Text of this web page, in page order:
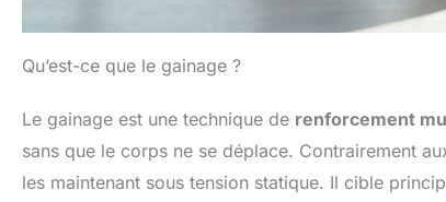
Qu’est-ce que le gainage ?
Le gainage est une technique de renforcement
sans que le corps ne se déplace. Contrairement
les maintenant sous tension statique. Il cible